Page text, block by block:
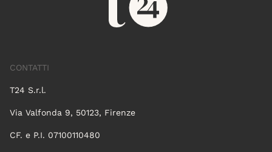
CONTATTI
T24 S.r.l.
Via Valfonda 9, 50123, Firenze
CF. e P.I. 07100110480